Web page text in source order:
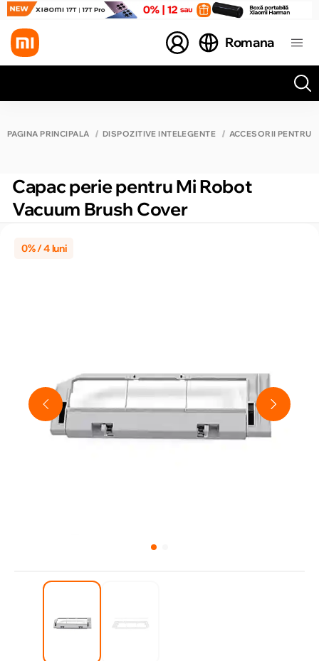
Romana
PAGINA PRINCIPALĂ DISPOZITIVE INTELEGENTE ACCESORII PENTRU
Capac perie pentru Mi Robot
Vacuum Brush Cover
0% / 4 luni